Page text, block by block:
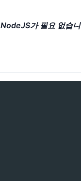
NodeJS가 필요 없습니